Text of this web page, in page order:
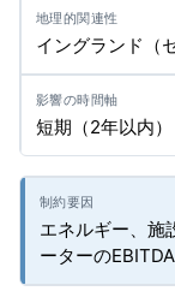
イングランド（
短期（2年以内）
エネルギー、施
ーターの